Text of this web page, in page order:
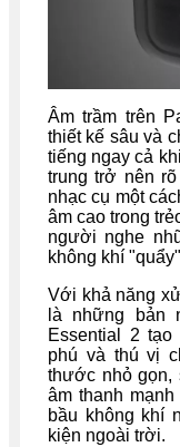
Âm trầm trên
thiết kế sâu và
tiếng ngay cả
trung trở nên
nhạc cụ một
âm cao trong
người nghe
không khí
Với khả năng
là những bản
Essential 2
phú và thú vị
thước nhỏ gọn,
âm thanh
bầu không khí
kiện ngoài trời.